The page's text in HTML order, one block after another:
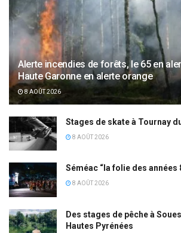
Alerte incendies de forêts, le 65 en
Haute Garonne en alerte orange
8 AOÛT 2026
Stages de skate à Tournay
8 AOÛT 2026
Séméac “la folie des années
8 AOÛT 2026
Des stages de pêche à
Hautes Pyrénées